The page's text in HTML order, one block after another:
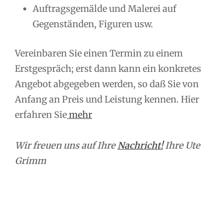
Auftragsgemälde und Malerei auf
Gegenständen, Figuren usw.
Vereinbaren Sie einen Termin zu einem
Erstgespräch; erst dann kann ein konkretes
Angebot abgegeben werden, so daß Sie von
Anfang an Preis und Leistung kennen. Hier
erfahren Siemehr
Wir freuen uns auf IhreNachricht!Ihre Ute
Grimm